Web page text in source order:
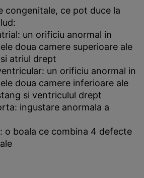
congenitale, ce pot duce la
un orificiu anormal in
doua camere superioare ale
atriul drept
un orificiu anormal in
doua camere inferioare ale
si ventriculul drept
ingustare anormala a
o boala ce combina 4 defecte